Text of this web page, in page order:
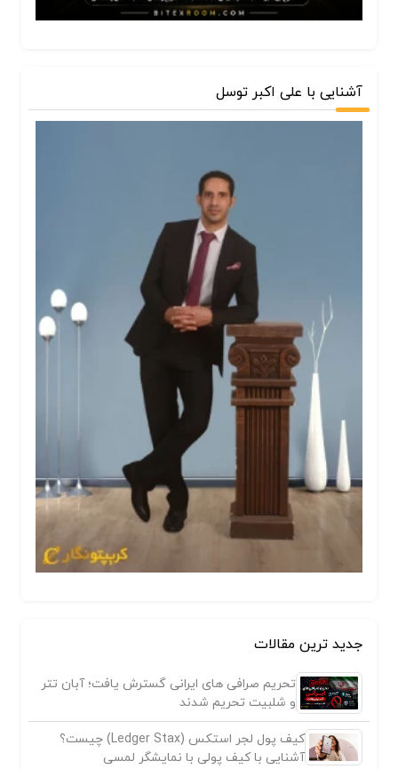
آشنایی با علی اکبر توسل
جدید ترین مقالات
تحریم صرافی های ایرانی گسترش یافت؛ آبان تتر
و شلبیت تحریم شدند
کیف پول لجر استکس (Ledger Stax) چیست؟
آشنایی با کیف پولی با نمایشگر لمسی